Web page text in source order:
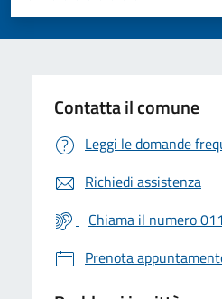
Valuta 5 stelle
Valuta 4 stelle su 5
Valuta 3 stelle su 5
Valuta 2 stelle su 5
Valuta 1 stelle su 5
Contatta il comune
Leggi le domande
Richiedi assistenza
Chiama il numero
Prenota